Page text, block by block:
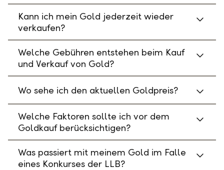
Kann ich mein Gold jederzeit wieder
verkaufen?
Welche Gebühren entstehen beim Kauf
und Verkauf von Gold?
Wo sehe ich den aktuellen Goldpreis?
Welche Faktoren sollte ich vor dem
Goldkauf berücksichtigen?
Was passiert mit meinem Gold im Falle
eines Konkurses der LLB?